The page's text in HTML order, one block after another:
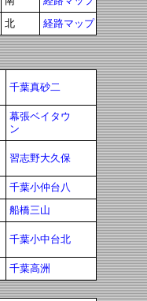
北 経路マップ
千葉真砂二
幕張ベイタウ
ン
習志野大久保
千葉小仲台八
船橋三山
千葉小中台北
千葉高洲